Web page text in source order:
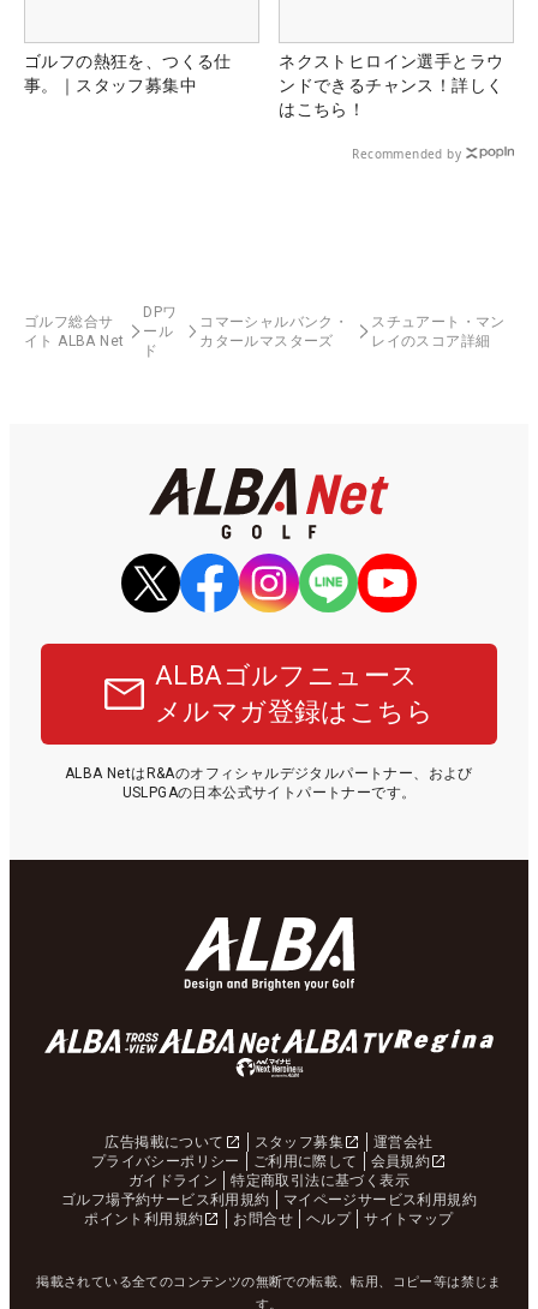
ゴルフの熱狂を、つくる仕
事。｜スタッフ募集中
ネクストヒロイン選手とラウ
ンドできるチャンス！詳しく
はこちら！
Recommended by
ゴルフ総合サ
イト ALBA Net
DPワ
ール
ド
コマーシャルバンク・
カタールマスターズ
スチュアート・マン
レイのスコア詳細
ALBAゴルフニュース
メルマガ登録はこちら
ALBA NetはR&Aのオフィシャルデジタルパートナー、および
USLPGAの日本公式サイトパートナーです。
広告掲載について スタッフ募集
運営会社
プライバシーポリシー
ご利用に際して
会員規約
ガイドライン
特定商取引法に基づく表示
ゴルフ場予約サービス利用規約
マイページサービス利用規約
ポイント利用規約
お問合せ ヘルプ サイトマップ
掲載されている全てのコンテンツの無断での転載、転用、コピー等は禁じま
す。